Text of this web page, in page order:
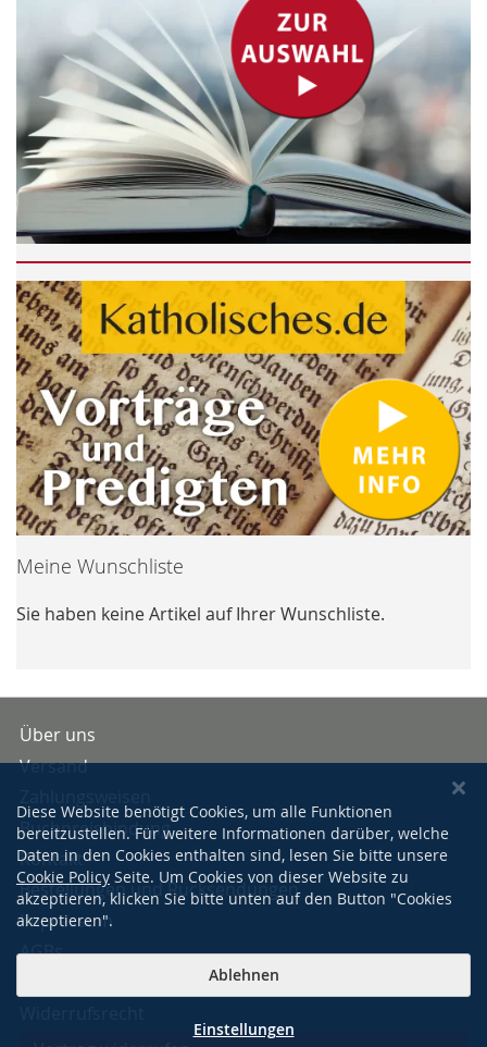
Meine Wunschliste
Sie haben keine Artikel auf Ihrer Wunschliste.
Über uns
Versand
Buchpreisbindung
Kontakt
Bestellungen und Rücksendungen
Impressum
AGBs
Diese Website benötigt Cookies, um alle Funktionen
bereitzustellen. Für weitere Informationen darüber, welche
Daten in den Cookies enthalten sind, lesen Sie bitte unsere
Cookie Policy Seite. Um Cookies von dieser Website zu
akzeptieren, klicken Sie bitte unten auf den Button "Cookies
akzeptieren".
Ablehnen
Einstellungen